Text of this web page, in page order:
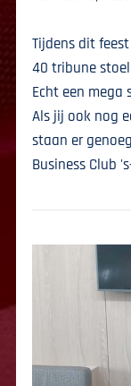
Tijdens dit
40 tribune
Echt een mega
Als jij ook nog
staan er
Business Club